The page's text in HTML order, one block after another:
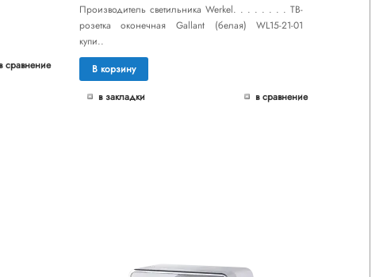
в сравнение
Производитель светильника Werkel. . . . . . . . ТВ-
розетка оконечная Gallant (белая) WL15-21-01
купи..
В корзину
в закладки
в сравнение